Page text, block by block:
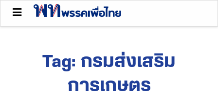
Tag: กรมส่งเสริม
การเกษตร